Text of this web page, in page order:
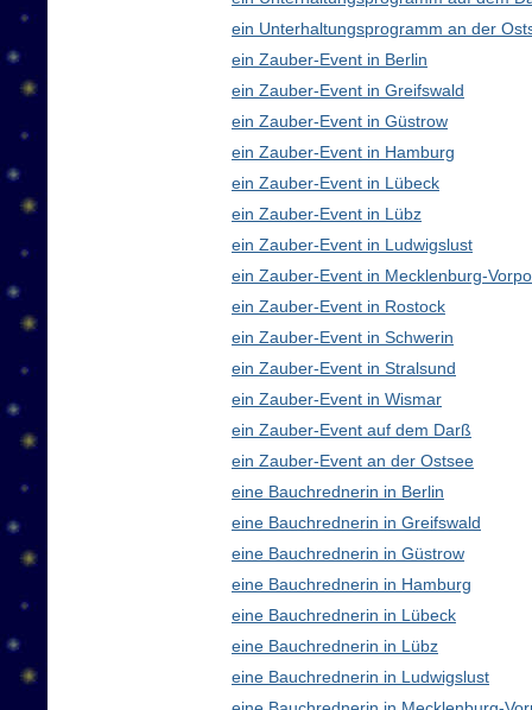
ein Unterhaltungsprogramm an der
ein Zauber-Event in Berlin
ein Zauber-Event in Greifswald
ein Zauber-Event in Güstrow
ein Zauber-Event in Hamburg
ein Zauber-Event in Lübeck
ein Zauber-Event in Lübz
ein Zauber-Event in Ludwigslust
ein Zauber-Event in Mecklenburg-
ein Zauber-Event in Rostock
ein Zauber-Event in Schwerin
ein Zauber-Event in Stralsund
ein Zauber-Event in Wismar
ein Zauber-Event auf dem Darß
ein Zauber-Event an der Ostsee
eine Bauchrednerin in Berlin
eine Bauchrednerin in Greifswald
eine Bauchrednerin in Güstrow
eine Bauchrednerin in Hamburg
eine Bauchrednerin in Lübeck
eine Bauchrednerin in Lübz
eine Bauchrednerin in Ludwigslust